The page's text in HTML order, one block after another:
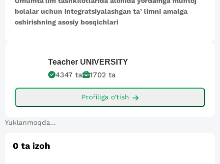
bolalar uchun integratsiyalashgan taʼlimni amalga
oshirishning asosiy bosqichlari
Teacher UNIVERSITY
4347 ta 1702 ta
Profiliga o'tish
Yuklanmoqda...
0 ta izoh